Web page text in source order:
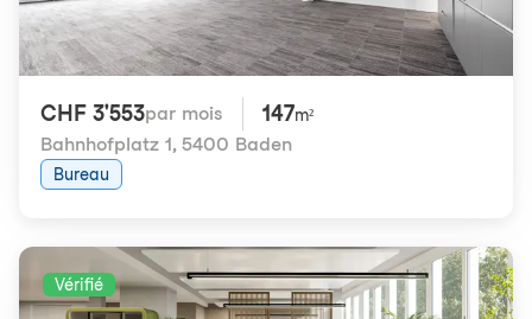
CHF 3'553par mois 147m²
Bahnhofplatz 1, 5400 Baden
Bureau
Vérifié